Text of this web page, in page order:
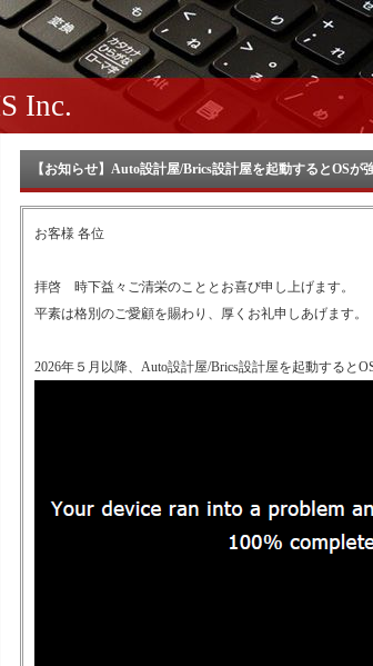
Inc.
【お知らせ】Auto設計屋/Brics設計屋を起動するとOS
お客様 各位
拝啓 時下益々ご清栄のこととお喜び申し上げます。
平素は格別のご愛顧を賜わり、厚くお礼申しあげます。
2026年５月以降、Auto設計屋/Brics設計屋を起動すると